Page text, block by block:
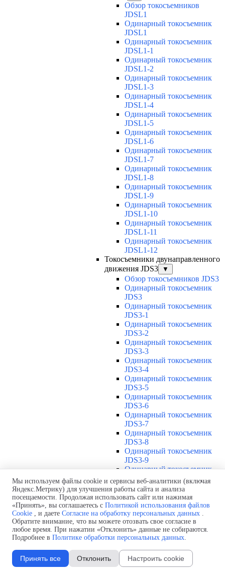
Обзор токосъемников
JDSL1
Одинарный токосъемник
JDSL1
Одинарный токосъемник
JDSL1-1
Одинарный токосъемник
JDSL1-2
Одинарный токосъемник
JDSL1-3
Одинарный токосъемник
JDSL1-4
Одинарный токосъемник
JDSL1-5
Одинарный токосъемник
JDSL1-6
Одинарный токосъемник
JDSL1-7
Одинарный токосъемник
JDSL1-8
Одинарный токосъемник
JDSL1-9
Одинарный токосъемник
JDSL1-10
Одинарный токосъемник
JDSL1-11
Одинарный токосъемник
JDSL1-12
Токосъемники двунаправленного
движения JDS3
▼
Обзор токосъемников JDS3
Одинарный токосъемник
JDS3
Одинарный токосъемник
JDS3-1
Одинарный токосъемник
JDS3-2
Одинарный токосъемник
JDS3-3
Одинарный токосъемник
JDS3-4
Одинарный токосъемник
JDS3-5
Одинарный токосъемник
JDS3-6
Одинарный токосъемник
JDS3-7
Одинарный токосъемник
JDS3-8
Одинарный токосъемник
JDS3-9
Одинарный токосъемник
JDS3-10
Одинарный токосъемник
JDS3-11
Одинарный токосъемник
JDS3-12
Соединения U12 ▼
Защитная оболочка для
соединений U12
Стыковочное соединение U12
Подводы питания U12
▼
Мы используем файлы cookie и сервисы веб-аналитики (включая
Яндекс.Метрику) для улучшения работы сайта и анализа
посещаемости. Продолжая использовать сайт или нажимая
«Принять», вы соглашаетесь с Политикой использования файлов
Cookie , и даете Согласие на обработку персональных данных .
Обратите внимание, что вы можете отозвать свое согласие в
любое время. При нажатии «Отклонить» данные не собираются.
Подробнее в Политике обработки персональных данных.
Принять все Отклонить Настроить cookie